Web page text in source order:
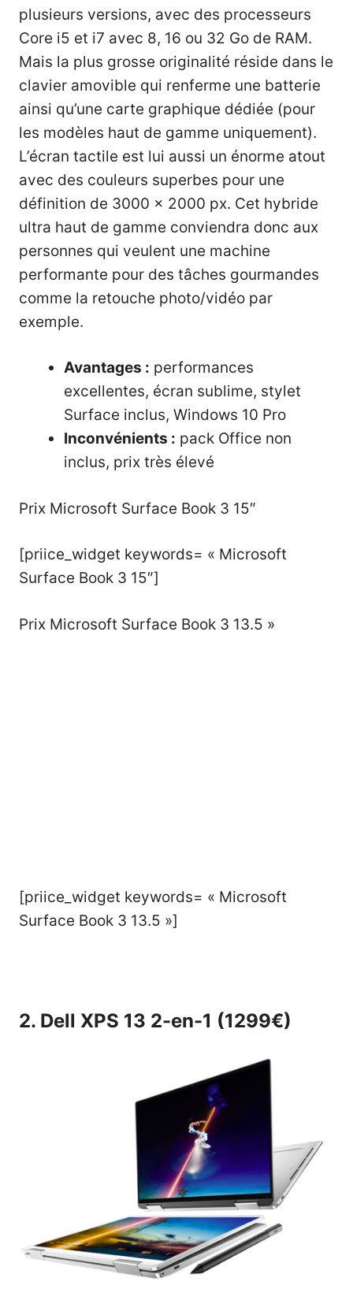
plusieurs versions, avec des processeurs
Core i5 et i7 avec 8, 16 ou 32 Go de RAM.
Mais la plus grosse originalité réside dans le
clavier amovible qui renferme une batterie
ainsi qu’une carte graphique dédiée (pour
les modèles haut de gamme uniquement).
L’écran tactile est lui aussi un énorme atout
avec des couleurs superbes pour une
définition de 3000 x 2000 px. Cet hybride
ultra haut de gamme conviendra donc aux
personnes qui veulent une machine
performante pour des tâches gourmandes
comme la retouche photo/vidéo par
exemple.
Avantages : performances
excellentes, écran sublime, stylet
Surface inclus, Windows 10 Pro
Inconvénients : pack Office non
inclus, prix très élevé
Prix Microsoft Surface Book 3 15″
[priice_widget keywords= « Microsoft
Surface Book 3 15″]
Prix Microsoft Surface Book 3 13.5 »
[priice_widget keywords= « Microsoft
Surface Book 3 13.5 »]
2. Dell XPS 13 2-en-1 (1299€)